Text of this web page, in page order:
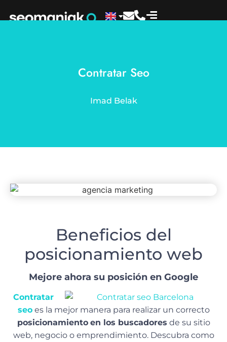
Contratar Seo
Imad Belak
Beneficios del
posicionamiento web
Mejore ahora su posición en Google
Contratar
seoes la mejor manera para realizar un correcto
posicionamiento en los buscadores de su sitio
web, negocio o emprendimiento. Descubra como